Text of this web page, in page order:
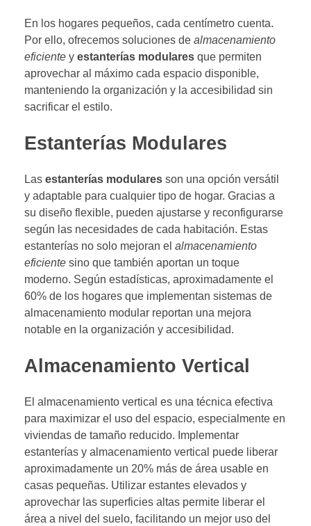
En los hogares pequeños, cada centímetro cuenta.
Por ello, ofrecemos soluciones de almacenamiento
eficiente y estanterías modulares que permiten
aprovechar al máximo cada espacio disponible,
manteniendo la organización y la accesibilidad sin
sacrificar el estilo.
Estanterías Modulares
Las estanterías modulares son una opción versátil
y adaptable para cualquier tipo de hogar. Gracias a
su diseño flexible, pueden ajustarse y reconfigurarse
según las necesidades de cada habitación. Estas
estanterías no solo mejoran el almacenamiento
eficiente sino que también aportan un toque
moderno. Según estadísticas, aproximadamente el
60% de los hogares que implementan sistemas de
almacenamiento modular reportan una mejora
notable en la organización y accesibilidad.
Almacenamiento Vertical
El almacenamiento vertical es una técnica efectiva
para maximizar el uso del espacio, especialmente en
viviendas de tamaño reducido. Implementar
estanterías y almacenamiento vertical puede liberar
aproximadamente un 20% más de área usable en
casas pequeñas. Utilizar estantes elevados y
aprovechar las superficies altas permite liberar el
área a nivel del suelo, facilitando un mejor uso del